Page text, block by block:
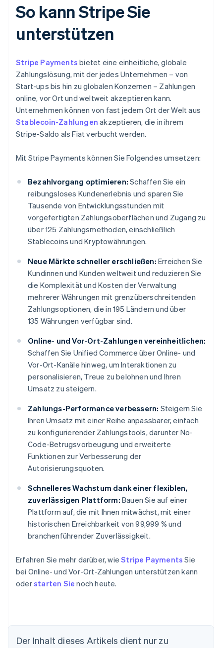
So kann Stripe Sie
unterstützen
Stripe Payments bietet eine einheitliche, globale
Zahlungslösung, mit der jedes Unternehmen – von
Start-ups bis hin zu globalen Konzernen – Zahlungen
online, vor Ort und weltweit akzeptieren kann.
Unternehmen können von fast jedem Ort der Welt aus
Stablecoin-Zahlungen akzeptieren, die in ihrem
Stripe-Saldo als Fiat verbucht werden.
Mit Stripe Payments können Sie Folgendes umsetzen:
Bezahlvorgang optimieren: Schaffen Sie ein
reibungsloses Kundenerlebnis und sparen Sie
Tausende von Entwicklungsstunden mit
vorgefertigten Zahlungsoberflächen und Zugang zu
über 125 Zahlungsmethoden, einschließlich
Stablecoins und Kryptowährungen.
Neue Märkte schneller erschließen: Erreichen Sie
Kundinnen und Kunden weltweit und reduzieren Sie
die Komplexität und Kosten der Verwaltung
mehrerer Währungen mit grenzüberschreitenden
Zahlungsoptionen, die in 195 Ländern und über
135 Währungen verfügbar sind.
Online- und Vor-Ort-Zahlungen vereinheitlichen:
Schaffen Sie Unified Commerce über Online- und
Vor-Ort-Kanäle hinweg, um Interaktionen zu
personalisieren, Treue zu belohnen und Ihren
Umsatz zu steigern.
Zahlungs-Performance verbessern: Steigern Sie
Ihren Umsatz mit einer Reihe anpassbarer, einfach
zu konfigurierender Zahlungstools, darunter No-
Code-Betrugsvorbeugung und erweiterte
Funktionen zur Verbesserung der
Autorisierungsquoten.
Schnelleres Wachstum dank einer flexiblen,
zuverlässigen Plattform: Bauen Sie auf einer
Plattform auf, die mit Ihnen mitwächst, mit einer
historischen Erreichbarkeit von 99,999 % und
branchenführender Zuverlässigkeit.
Erfahren Sie mehr darüber, wieStripe Payments Sie
bei Online- und Vor-Ort-Zahlungen unterstützen kann
oderstarten Sie noch heute.
Der Inhalt dieses Artikels dient nur zu